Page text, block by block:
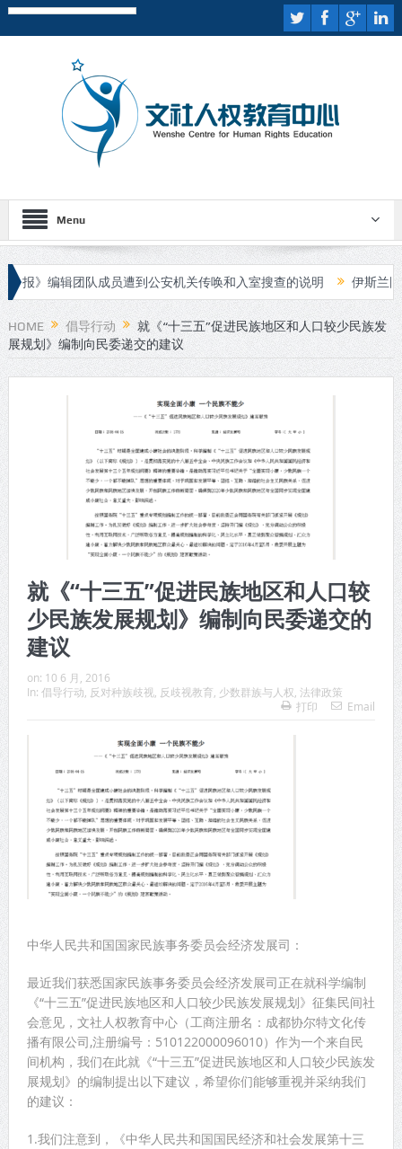
Menu
编辑团队成员遭到公安机关传唤和入室搜查的说明 伊斯兰国宣布
HOME 倡导行动
就《“十三五”促进民族地区和人口较少民族发
展规划》编制向民委递交的建议
就《“十三五”促进民族地区和人口较
少民族发展规划》编制向民委递交的
建议
on: 10 6 月, 2016
In: 倡导行动 反对种族歧视, 反歧视教育 少数群族与人权 法律政策
打印
Email
中华人民共和国国家民族事务委员会经济发展司：
最近我们获悉国家民族事务委员会经济发展司正在就科学编制
《“十三五”促进民族地区和人口较少民族发展规划》征集民间社
会意见，文社人权教育中心（工商注册名：成都协尔特文化传
播有限公司,注册编号：510122000096010）作为一个来自民
间机构，我们在此就《“十三五”促进民族地区和人口较少民族发
展规划》的编制提出以下建议，希望你们能够重视并采纳我们
的建议：
1.我们注意到，《中华人民共和国国民经济和社会发展第十三